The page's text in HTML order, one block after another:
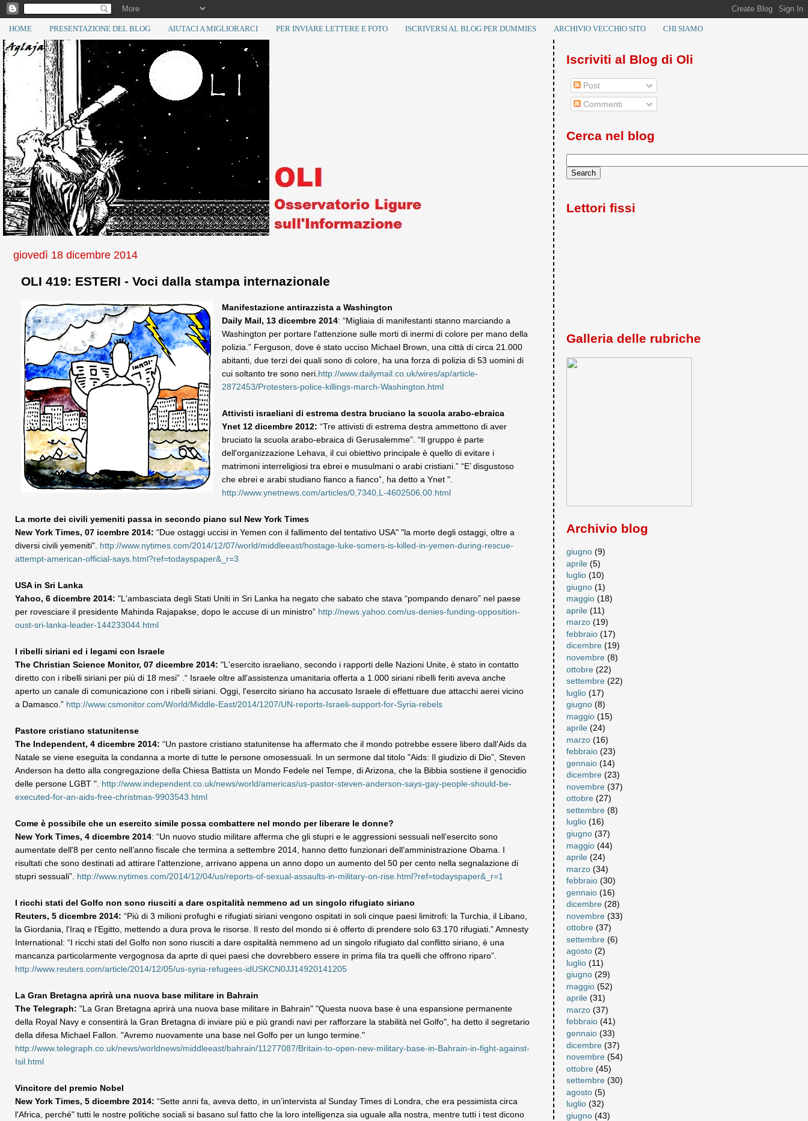
HOME PRESENTAZIONE DEL BLOG AIUTACI A MIGLIORARCI PER INVIARE LETTERE E FOTO ISCRIVERSI AL BLOG PER DUMMIES ARCHIVIO VECCHIO SITO CHI SIAMO
giovedì 18 dicembre 2014
OLI 419: ESTERI - Voci dalla stampa internazionale
Manifestazione antirazzista a Washington
Daily Mail, 13 dicembre 2014: “Migliaia di manifestanti stanno marciando a
Washington per portare l'attenzione sulle morti di inermi di colore per mano della
polizia.” Ferguson, dove è stato ucciso Michael Brown, una città di circa 21.000
abitanti, due terzi dei quali sono di colore, ha una forza di polizia di 53 uomini di
cui soltanto tre sono neri. http://www.dailymail.co.uk/wires/ap/article-
2872453/Protesters-police-killings-march-Washington.html
Attivisti israeliani di estrema destra bruciano la scuola arabo-ebraica
Ynet 12 dicembre 2012: “Tre attivisti di estrema destra ammettono di aver
bruciato la scuola arabo-ebraica di Gerusalemme”. “Il gruppo è parte
dell'organizzazione Lehava, il cui obiettivo principale è quello di evitare i
matrimoni interreligiosi tra ebrei e musulmani o arabi cristiani.” “E’ disgustoso
che ebrei e arabi studiano fianco a fianco”, ha detto a Ynet ".
http://www.ynetnews.com/articles/0,7340,L-4602506,00.html
La morte dei civili yemeniti passa in secondo piano sul New York Times
New York Times, 07 icembre 2014: "Due ostaggi uccisi in Yemen con il fallimento del tentativo USA" "la morte degli ostaggi, oltre a
diversi civili yemeniti". http://www.nytimes.com/2014/12/07/world/middleeast/hostage-luke-somers-is-killed-in-yemen-during-rescue-
attempt-american-official-says.html?ref=todayspaper&_r=3
USA in Sri Lanka
Yahoo, 6 dicembre 2014: "L'ambasciata degli Stati Uniti in Sri Lanka ha negato che sabato che stava “pompando denaro” nel paese
per rovesciare il presidente Mahinda Rajapakse, dopo le accuse di un ministro” http://news.yahoo.com/us-denies-funding-opposition-
oust-sri-lanka-leader-144233044.html
I ribelli siriani ed i legami con Israele
The Christian Science Monitor, 07 dicembre 2014: "L'esercito israeliano, secondo i rapporti delle Nazioni Unite, è stato in contatto
diretto con i ribelli siriani per più di 18 mesi” .“ Israele oltre all'assistenza umanitaria offerta a 1.000 siriani ribelli feriti aveva anche
aperto un canale di comunicazione con i ribelli siriani. Oggi, l'esercito siriano ha accusato Israele di effettuare due attacchi aerei vicino
a Damasco.” http://www.csmonitor.com/World/Middle-East/2014/1207/UN-reports-Israeli-support-for-Syria-rebels
Pastore cristiano statunitense
The Independent, 4 dicembre 2014: “Un pastore cristiano statunitense ha affermato che il mondo potrebbe essere libero dall’Aids da
Natale se viene eseguita la condanna a morte di tutte le persone omosessuali. In un sermone dal titolo "Aids: Il giudizio di Dio”, Steven
Anderson ha detto alla congregazione della Chiesa Battista un Mondo Fedele nel Tempe, di Arizona, che la Bibbia sostiene il genocidio
delle persone LGBT ". http://www.independent.co.uk/news/world/americas/us-pastor-steven-anderson-says-gay-people-should-be-
executed-for-an-aids-free-christmas-9903543.html
Come è possibile che un esercito simile possa combattere nel mondo per liberare le donne?
New York Times, 4 dicembre 2014: “Un nuovo studio militare afferma che gli stupri e le aggressioni sessuali nell’esercito sono
aumentate dell'8 per cento nell’anno fiscale che termina a settembre 2014, hanno detto funzionari dell'amministrazione Obama. I
risultati che sono destinati ad attirare l'attenzione, arrivano appena un anno dopo un aumento del 50 per cento nella segnalazione di
stupri sessuali”. http://www.nytimes.com/2014/12/04/us/reports-of-sexual-assaults-in-military-on-rise.html?ref=todayspaper&_r=1
I ricchi stati del Golfo non sono riusciti a dare ospitalità nemmeno ad un singolo rifugiato siriano
Reuters, 5 dicembre 2014: “Più di 3 milioni profughi e rifugiati siriani vengono ospitati in soli cinque paesi limitrofi: la Turchia, il Libano,
la Giordania, l'Iraq e l'Egitto, mettendo a dura prova le risorse. Il resto del mondo si è offerto di prendere solo 63.170 rifugiati.” Amnesty
International: “I ricchi stati del Golfo non sono riusciti a dare ospitalità nemmeno ad un singolo rifugiato dal conflitto siriano, è una
mancanza particolarmente vergognosa da aprte di quei paesi che dovrebbero essere in prima fila tra quelli che offrono riparo”.
http://www.reuters.com/article/2014/12/05/us-syria-refugees-idUSKCN0JJ14920141205
La Gran Bretagna aprirà una nuova base militare in Bahrain
The Telegraph: "La Gran Bretagna aprirà una nuova base militare in Bahrain" "Questa nuova base è una espansione permanente
della Royal Navy e consentirà la Gran Bretagna di inviare più e più grandi navi per rafforzare la stabilità nel Golfo", ha detto il segretario
della difesa Michael Fallon. "Avremo nuovamente una base nel Golfo per un lungo termine."
http://www.telegraph.co.uk/news/worldnews/middleeast/bahrain/11277087/Britain-to-open-new-military-base-in-Bahrain-in-fight-against-
Isil.html
Vincitore del premio Nobel
New York Times, 5 dicembre 2014: “Sette anni fa, aveva detto, in un’intervista al Sunday Times di Londra, che era pessimista circa
l'Africa, perché" tutti le nostre politiche sociali si basano sul fatto che la loro intelligenza sia uguale alla nostra, mentre tutti i test dicono
Iscriviti al Blog di Oli
Post
Commenti
Cerca nel blog
Lettori fissi
Galleria delle rubriche
Archivio blog
giugno (9)
aprile (5)
luglio (10)
giugno (1)
maggio (18)
aprile (11)
marzo (19)
febbraio (17)
dicembre (19)
novembre (8)
ottobre (22)
settembre (22)
luglio (17)
giugno (8)
maggio (15)
aprile (24)
marzo (16)
febbraio (23)
gennaio (14)
dicembre (23)
novembre (37)
ottobre (27)
settembre (8)
luglio (16)
giugno (37)
maggio (44)
aprile (24)
marzo (34)
febbraio (30)
gennaio (16)
dicembre (28)
novembre (33)
ottobre (37)
settembre (6)
agosto (2)
luglio (11)
giugno (29)
maggio (52)
aprile (31)
marzo (37)
febbraio (41)
gennaio (33)
dicembre (37)
novembre (54)
ottobre (45)
settembre (30)
agosto (5)
luglio (32)
giugno (43)